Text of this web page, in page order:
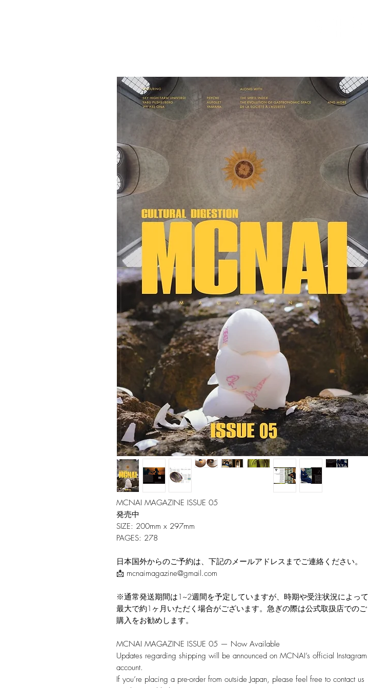
MCNAI MAGAZINE ISSUE 05
発売中
SIZE: 200mm x 297mm
PAGES: 278
日本国外からのご予約は、下記のメールアドレスまでご連絡ください。
📩 mcnaimagazine@gmail.com
※通常発送期間は1~2週間を予定していますが、時期や受注状況によって
最大で約1ヶ月いただく場合がございます。急ぎの際は公式取扱店でのご
購入をお勧めします。
MCNAI MAGAZINE ISSUE 05 — Now Available
Updates regarding shipping will be announced on MCNAI’s official Instagram
account.
If you’re placing a pre-order from outside Japan, please feel free to contact us